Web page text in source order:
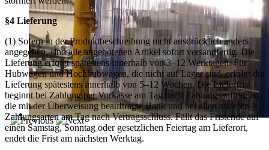
§4 Lieferung
(1) Sofern in der Produktbeschreibung nicht ausdrücklich anders
angegeben, sind alle angebotenen Artikel sofort versandfertig. Die
Lieferung erfolgt spätestens innerhalb von 3–12 Werktagen. Für
Hubwagen und Hochhubwagen, die nicht auf Lager sind, erfolgt die
Lieferung spätestens innerhalb von 5–12 Wochen. Die Lieferfrist
beginnt bei Zahlung per Vorkasse am Tag nach Zahlungsauftrag an
die mit der Überweisung beauftragte Bank und bei allen anderen
Zahlungsarten am Tag nach Vertragsschluss. Fällt das Fristende auf
einen Samstag, Sonntag oder gesetzlichen Feiertag am Lieferort,
endet die Frist am nächsten Werktag.